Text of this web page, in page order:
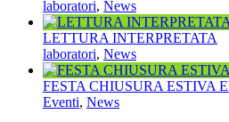
laboratori, News
LETTURA INTERPRETATA
laboratori, News
FESTA CHIUSURA ESTIVA
Eventi, News